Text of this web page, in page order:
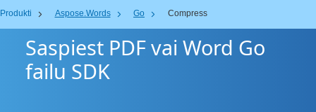
Produkti Aspose.Words Go Compress
Saspiest PDF vai Word Go
failu SDK